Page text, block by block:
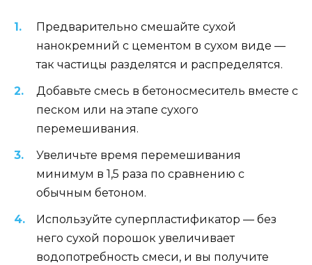
Предварительно смешайте сухой
нанокремний с цементом в сухом виде —
так частицы разделятся и распределятся.
Добавьте смесь в бетоносмеситель вместе с
песком или на этапе сухого
перемешивания.
Увеличьте время перемешивания
минимум в 1,5 раза по сравнению с
обычным бетоном.
Используйте суперпластификатор — без
него сухой порошок увеличивает
водопотребность смеси, и вы получите